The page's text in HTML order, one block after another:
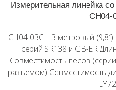
Измерительная линейка
CH04-
CH04-03C – 3-метровый
серий SR138 и GB-ER
Совместимость весов
разъемом) Совместимость